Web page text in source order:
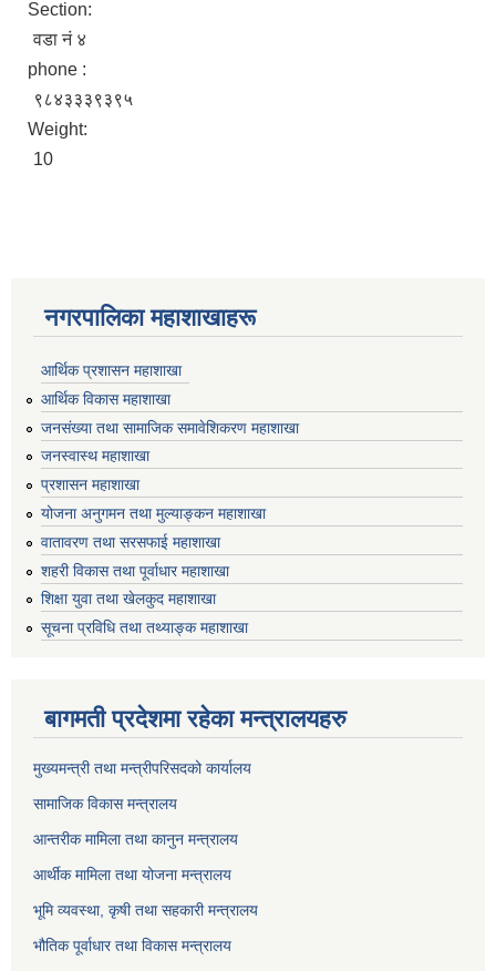
Section:
वडा नं ४
phone :
९८४३३३९३९५
Weight:
10
नगरपालिका महाशाखाहरू
आर्थिक प्रशासन महाशाखा
आर्थिक विकास महाशाखा
जनसंख्या तथा सामाजिक समावेशिकरण महाशाखा
जनस्वास्थ महाशाखा
प्रशासन महाशाखा
योजना अनुगमन तथा मुल्याङ्कन महाशाखा
वातावरण तथा सरसफाई महाशाखा
शहरी विकास तथा पूर्वाधार महाशाखा
शिक्षा युवा तथा खेलकुद महाशाखा
सूचना प्रविधि तथा तथ्याङ्क महाशाखा
बागमती प्रदेशमा रहेका मन्त्रालयहरु
मुख्यमन्त्री तथा मन्त्रीपरिसदको कार्यालय
सामाजिक विकास मन्त्रालय
आन्तरीक मामिला तथा कानुन मन्त्रालय
आर्थीक मामिला तथा योजना मन्त्रालय
भूमि व्यवस्था, कृषी तथा सहकारी मन्त्रालय
भौतिक पूर्वाधार तथा विकास मन्त्रालय